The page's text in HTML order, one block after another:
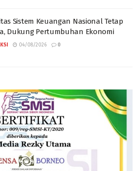
Sistem Keuangan Nasional Tetap
Dukung Pertumbuhan Ekonomi
04/08/2026 0